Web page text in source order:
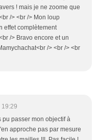
! mais je ne zoome que
/> <br /> Mon loup
effet complètement
/> Bravo encore et un
/> <br /> <br
19:29
pu passer mon objectif à
approche pas par mesure